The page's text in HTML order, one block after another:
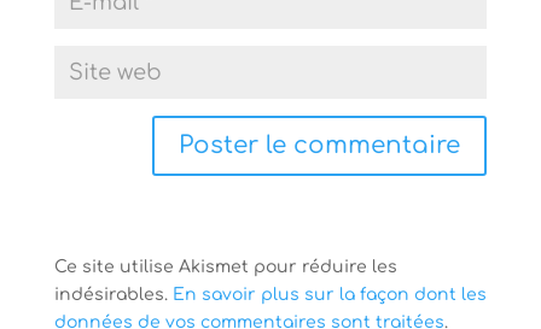
Ce site utilise Akismet pour réduire les
indésirables. En savoir plus sur la façon dont les
données de vos commentaires sont traitées.